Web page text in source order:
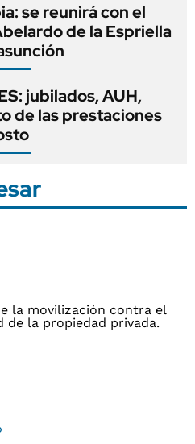
se reunirá con el
de la Espriella
jubilados, AUH,
de las prestaciones